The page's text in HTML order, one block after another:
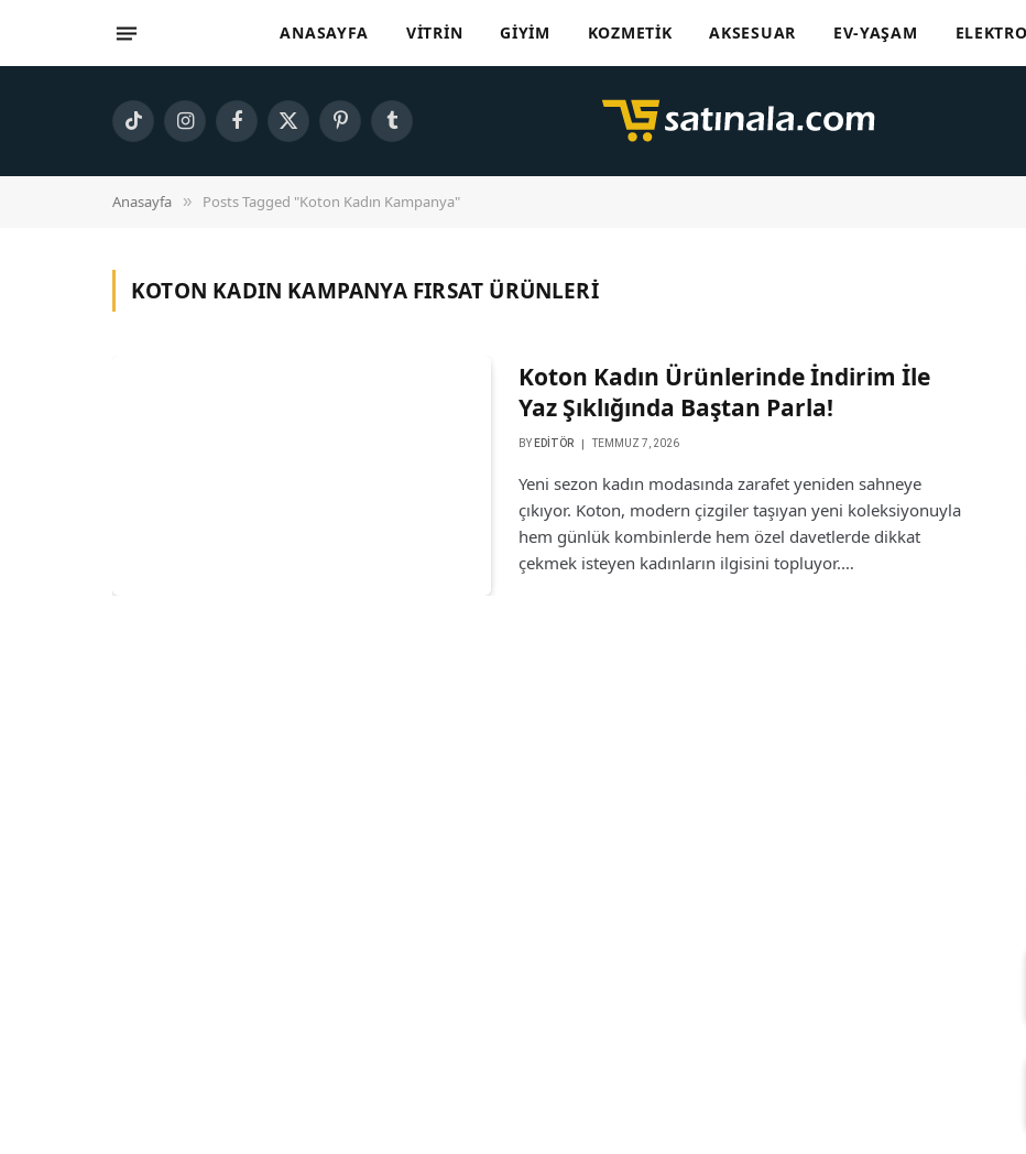
ANASAYFA VITRIN GIYIM KOZMETIK AKSESUAR EV-YAŞAM
TikTok InstagramFacebook
X
PinterestTumblr
Anasayfa » Posts Tagged "Koton Kadın Kampanya"
KOTON KADIN KAMPANYAFIRSAT ÜRÜNLERİ
Koton Kadın Ürünlerinde İndirim İle
Yaz Şıklığında Baştan Parla!
BY EDITÖR TEMMUZ 7, 2026
Yeni sezon kadın modasında zarafet yeniden sahneye
çıkıyor. Koton, modern çizgiler taşıyan yeni koleksiyonuyla
hem günlük kombinlerde hem özel davetlerde dikkat
çekmek isteyen kadınların ilgisini topluyor.…